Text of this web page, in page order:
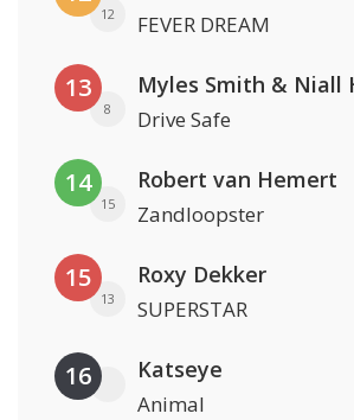
12 FEVER DREAM
13
8
Myles Smith & Niall
Drive Safe
14
15
Robert van Hemert
Zandloopster
15
13
Roxy Dekker
SUPERSTAR
16 Katseye
Animal